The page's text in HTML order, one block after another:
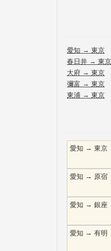
愛知 → 東京
春日井 → 東京
大府 → 東京
彌富 → 東京
東浦 → 東京
愛知 → 東京
愛知 → 原宿
愛知 → 銀座
愛知 → 有明